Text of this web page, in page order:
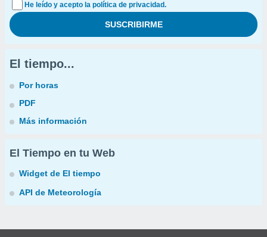
He leído y acepto la política de privacidad.
El tiempo...
Por horas
PDF
Más información
El Tiempo en tu Web
Widget de El tiempo
API de Meteorología